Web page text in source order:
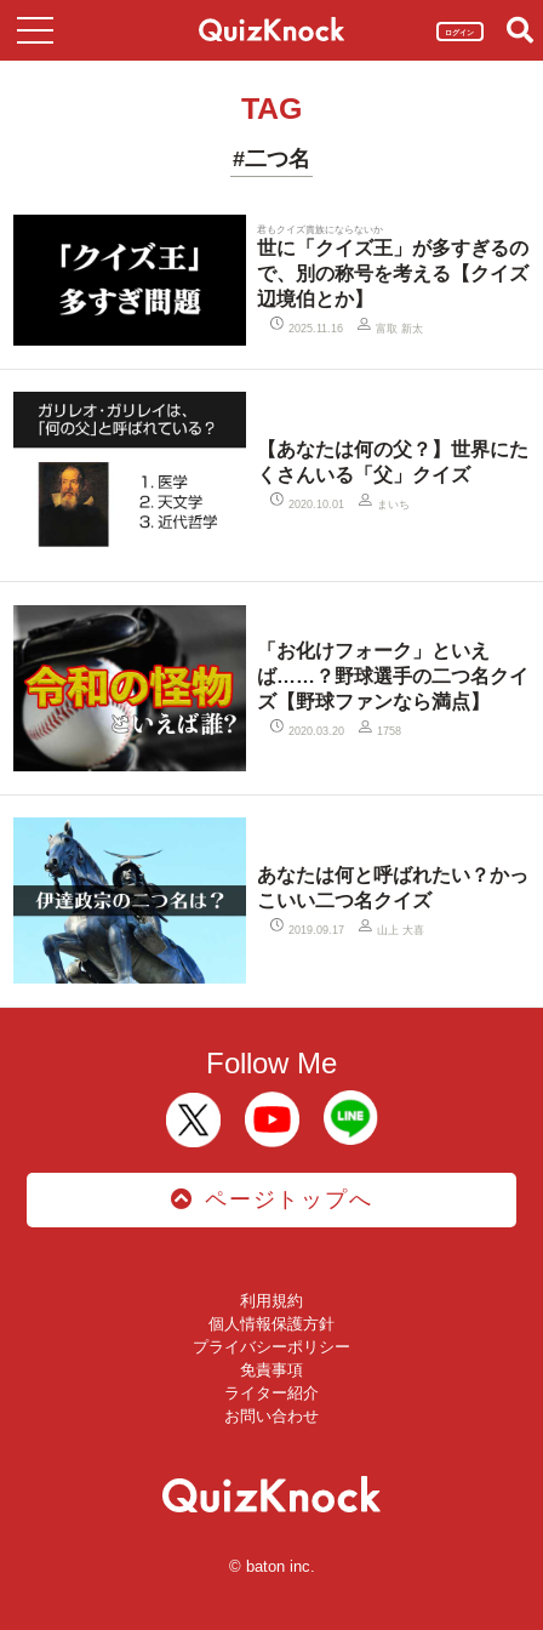
ログイン
TAG
#二つ名
君もクイズ貴族にならないか
世に「クイズ王」が多すぎるの
で、別の称号を考える【クイズ
辺境伯とか】
2025.11.16 富取 新太
【あなたは何の父？】世界にた
くさんいる「父」クイズ
2020.10.01 まいち
「お化けフォーク」といえ
ば……？野球選手の二つ名クイ
ズ【野球ファンなら満点】
2020.03.20 1758
あなたは何と呼ばれたい？かっ
こいい二つ名クイズ
2019.09.17 山上 大喜
Follow Me
ページトップへ
利用規約
個人情報保護方針
プライバシーポリシー
免責事項
ライター紹介
お問い合わせ
© baton inc.